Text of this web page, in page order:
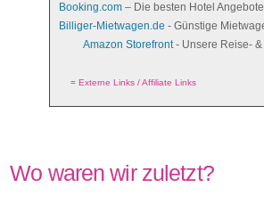
Booking.com – Die besten Hotel
Billiger-Mietwagen.de - Günstige
Amazon Storefront- Unsere Reise- &
= Externe Links / Affiliate Links
Wo waren wir zuletzt?